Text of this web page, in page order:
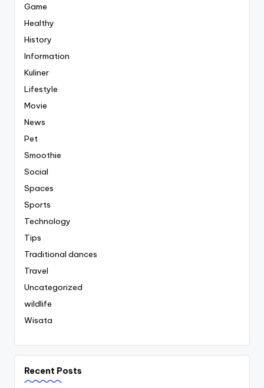
Game
Healthy
History
Information
Kuliner
Lifestyle
Movie
News
Pet
Smoothie
Social
Spaces
Sports
Technology
Tips
Traditional dances
Travel
Uncategorized
wildlife
Wisata
Recent Posts